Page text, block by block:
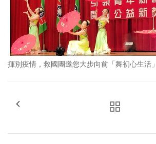
揮別疫情，救國團邀您大步向前「舞初心生活」